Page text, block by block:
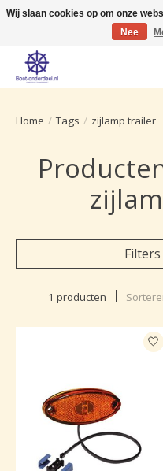
Ruime selectie producten voor
Home / Tags / zijlamp trailer
1 producten
Wij slaan cookies op om onze
Nee